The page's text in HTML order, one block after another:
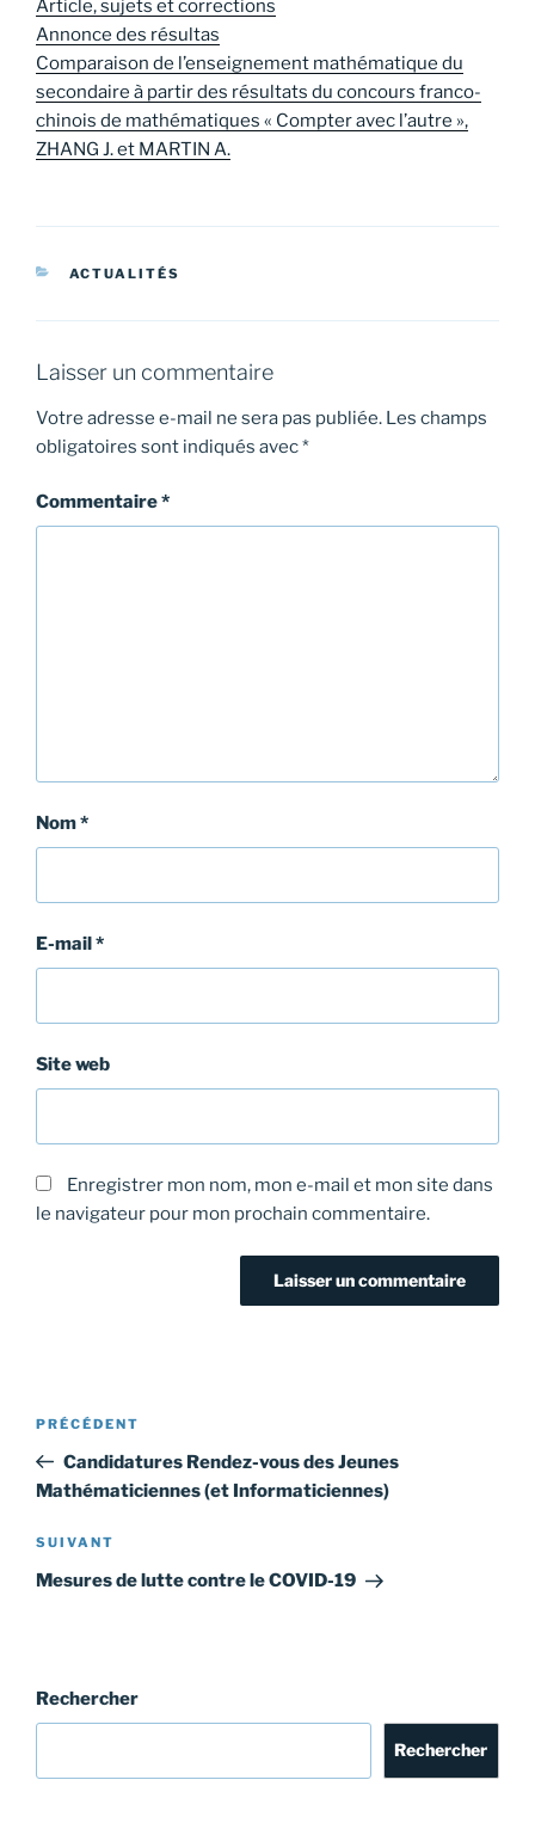
Article, sujets et corrections
Annonce des résultas
Comparaison de l’enseignement mathématique du
secondaire à partir des résultats du concours franco-
chinois de mathématiques « Compter avec l’autre »,
ZHANG J. et MARTIN A.
CATÉGORIES
ACTUALITÉS
Laisser un commentaire
Votre adresse e-mail ne sera pas publiée. Les champs
obligatoires sont indiqués avec*
Commentaire*
Nom*
E-mail*
Site web
Enregistrer mon nom, mon e-mail et mon site dans
le navigateur pour mon prochain commentaire.
Navigation
l’article
Article
précédent
PRÉCÉDENT
Candidatures Rendez-vous des Jeunes
Mathématiciennes (et Informaticiennes)
Article
suivant
SUIVANT
Mesures de lutte contre le COVID-19
Rechercher
Rechercher